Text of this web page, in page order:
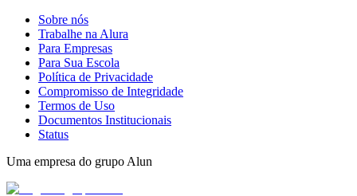
Sobre nós
Trabalhe na Alura
Para Empresas
Para Sua Escola
Política de Privacidade
Compromisso de Integridade
Termos de Uso
Documentos Institucionais
Status
Uma empresa do grupo Alun